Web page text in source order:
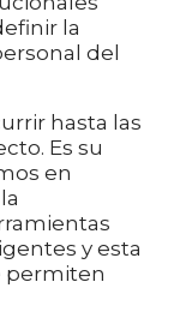
la
del
hasta las
Es su
en
y esta
permiten